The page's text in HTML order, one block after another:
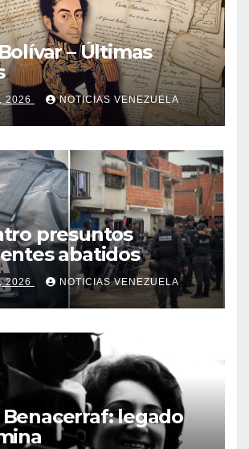
– Últimas
2026 NOTICIAS VENEZUELA
presuntos
abatidos
2026 NOTICIAS VENEZUELA
legado